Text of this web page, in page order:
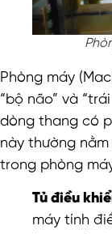
Phòng máy
“bộ não” và
dòng thang có
này thường
trong phòng
Tủ điều
máy tính